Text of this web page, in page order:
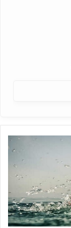
उत्तराखंड
:
डूबा
20
वर्षीय
इंजीनियरिंग